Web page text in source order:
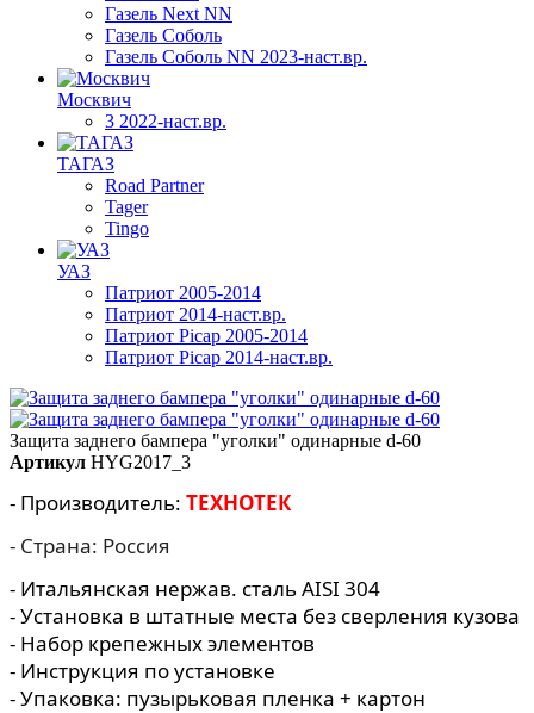
Газель Next NN
Газель Соболь
Газель Соболь NN 2023-наст.вр.
Москвич
3 2022-наст.вр.
ТАГАЗ
Road Partner
Tager
Tingo
УАЗ
Патриот 2005-2014
Патриот 2014-наст.вр.
Патриот Picap 2005-2014
Патриот Picap 2014-наст.вр.
Защита заднего бампера "уголки" одинарные d-60
Артикул HYG2017_3
- Производитель: ТЕХНОТЕК
- Страна: Россия
- Итальянская нержав. сталь AISI 304
- Установка в штатные места без сверления кузова
- Набор крепежных элементов
- Инструкция по установке
- Упаковка: пузырьковая пленка + картон